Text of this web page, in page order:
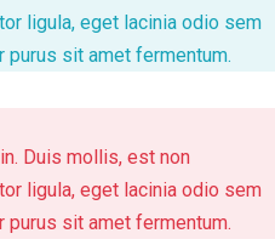
ligula, eget lacinia odio sem
sit amet fermentum.
Duis mollis, est non
ligula, eget lacinia odio sem
sit amet fermentum.